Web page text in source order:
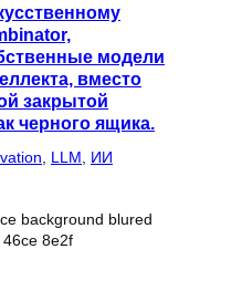
модели
вместо
закрытой
черного ящика.
LLM ИИ